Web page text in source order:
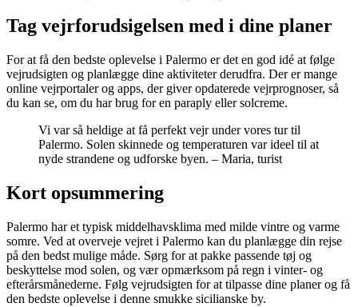
Tag vejrforudsigelsen med i dine planer
For at få den bedste oplevelse i Palermo er det en god idé at følge
vejrudsigten og planlægge dine aktiviteter derudfra. Der er mange
online vejrportaler og apps, der giver opdaterede vejrprognoser, så
du kan se, om du har brug for en paraply eller solcreme.
Vi var så heldige at få perfekt vejr under vores tur til
Palermo. Solen skinnede og temperaturen var ideel til at
nyde strandene og udforske byen. – Maria, turist
Kort opsummering
Palermo har et typisk middelhavsklima med milde vintre og varme
somre. Ved at overveje vejret i Palermo kan du planlægge din rejse
på den bedst mulige måde. Sørg for at pakke passende tøj og
beskyttelse mod solen, og vær opmærksom på regn i vinter- og
efterårsmånederne. Følg vejrudsigten for at tilpasse dine planer og få
den bedste oplevelse i denne smukke sicilianske by.